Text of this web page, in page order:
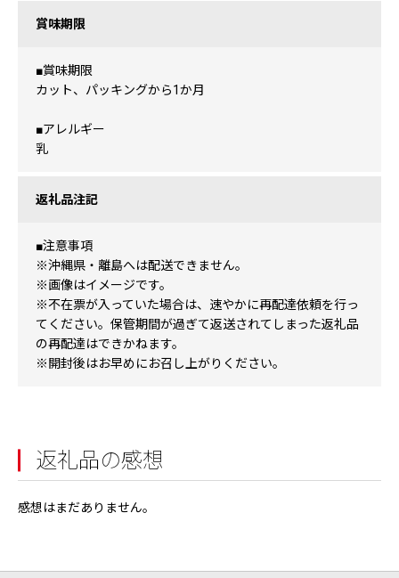
賞味期限
■賞味期限
カット、パッキングから1か月
■アレルギー
乳
返礼品注記
■注意事項
※沖縄県・離島へは配送できません。
※画像はイメージです。
※不在票が入っていた場合は、速やかに再配達依頼を行っ
てください。保管期間が過ぎて返送されてしまった返礼品
の再配達はできかねます。
※開封後はお早めにお召し上がりください。
返礼品の感想
感想はまだありません。